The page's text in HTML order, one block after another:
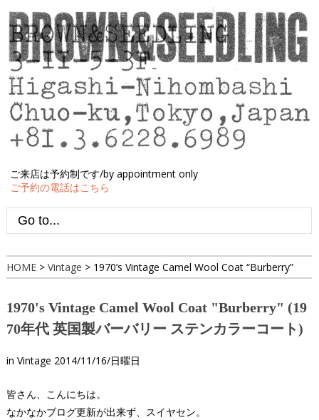
ご来店は予約制です/by appointment only
ご予約の電話はこちら
HOME> Vintage > 1970’s Vintage Camel Wool Coat “Burberry”
1970's Vintage Camel Wool Coat "Burberry" (19
70年代 英国製バーバリー ステンカラーコート)
in Vintage 2014/11/16/日曜日
皆さん、こんにちは。
なかなかブログ更新が出来ず、スイヤセン。